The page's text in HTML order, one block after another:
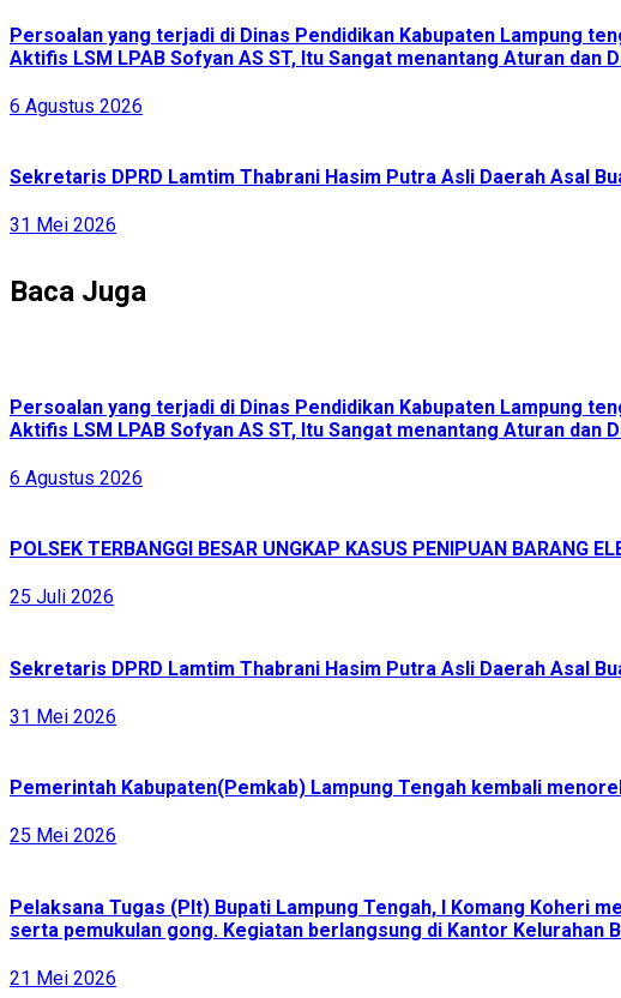
Persoalan yang terjadi di Dinas Pendidikan Kabupaten Lampung
Aktifis LSM LPAB Sofyan AS ST, Itu Sangat menantang Aturan dan
6 Agustus 2026
Sekretaris DPRD Lamtim Thabrani Hasim Putra Asli Daerah Asal
31 Mei 2026
Baca Juga
Persoalan yang terjadi di Dinas Pendidikan Kabupaten Lampung
Aktifis LSM LPAB Sofyan AS ST, Itu Sangat menantang Aturan dan
6 Agustus 2026
POLSEK TERBANGGI BESAR UNGKAP KASUS PENIPUAN BARANG
25 Juli 2026
Sekretaris DPRD Lamtim Thabrani Hasim Putra Asli Daerah Asal
31 Mei 2026
Pemerintah Kabupaten(Pemkab) Lampung Tengah kembali
25 Mei 2026
Pelaksana Tugas (Plt) Bupati Lampung Tengah, I Komang Koheri
serta pemukulan gong. Kegiatan berlangsung di Kantor Kelurahan
21 Mei 2026